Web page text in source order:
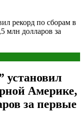
рекорд по сборам в
млн долларов за
установил
Америке,
за первые